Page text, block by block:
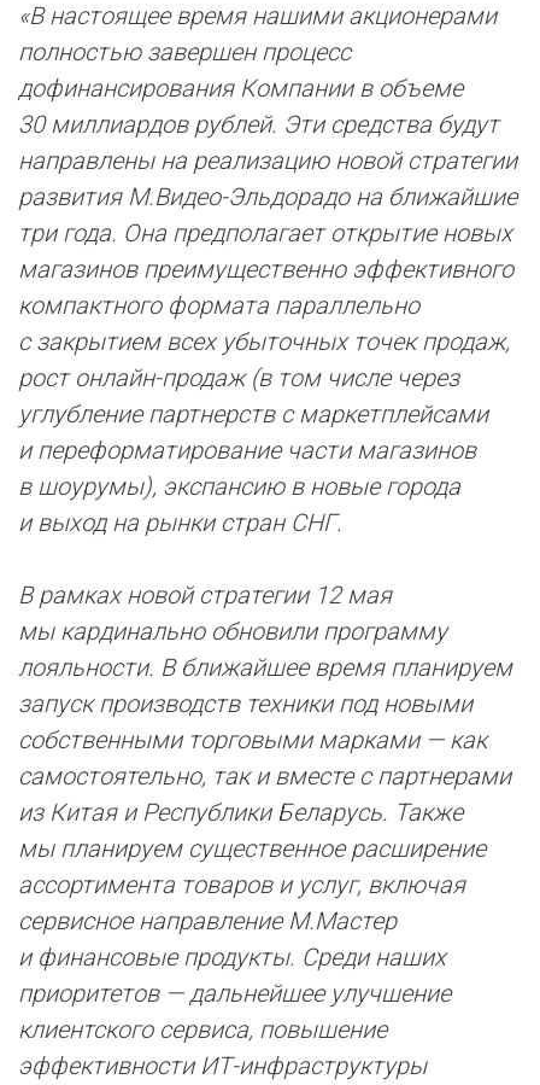
«В настоящее время нашими акционерами
полностью завершен процесс
дофинансирования Компании в объеме
30 миллиардов рублей. Эти средства будут
направлены на реализацию новой стратегии
развития М.Видео-Эльдорадо на ближайшие
три года. Она предполагает открытие новых
магазинов преимущественно эффективного
компактного формата параллельно
с закрытием всех убыточных точек продаж,
рост онлайн-продаж (в том числе через
углубление партнерств с маркетплейсами
и переформатирование части магазинов
в шоурумы), экспансию в новые города
и выход на рынки стран СНГ.
В рамках новой стратегии 12 мая
мы кардинально обновили программу
лояльности. В ближайшее время планируем
запуск производств техники под новыми
собственными торговыми марками — как
самостоятельно, так и вместе с партнерами
из Китая и Республики Беларусь. Также
мы планируем существенное расширение
ассортимента товаров и услуг, включая
сервисное направление М.Мастер
и финансовые продукты. Среди наших
приоритетов — дальнейшее улучшение
клиентского сервиса, повышение
эффективности ИТ-инфраструктуры